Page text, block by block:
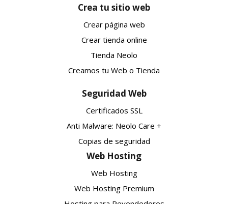
Crea tu sitio web
Crear página web
Crear tienda online
Tienda Neolo
Creamos tu Web o Tienda
Seguridad Web
Certificados SSL
Anti Malware: Neolo Care +
Copias de seguridad
Web Hosting
Web Hosting
Web Hosting Premium